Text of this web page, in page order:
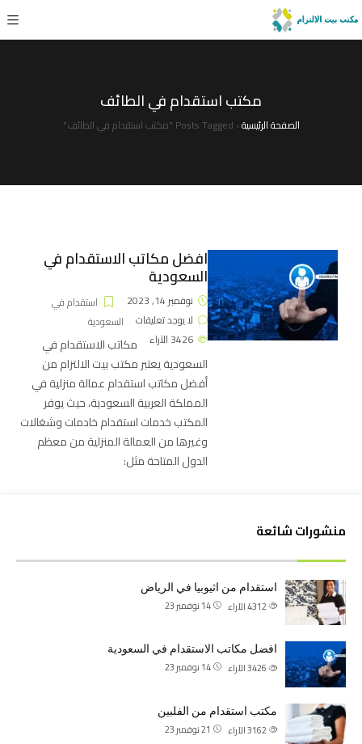
مكتب استقدام في الطائف
الصفحة الرئيسية› Posts Tagged "مكتب استقدام في الطائف"
افضل مكاتب الاستقدام في
السعودية
نوفمبر 14, 2023
استقدام في
السعودية
لا يوجد تعليقات
3426
الآراء
مكاتب الاستقدام في
السعودية يعتبر مكتب بيت الالتزام من
أفضل مكاتب استقدام عمالة منزلية في
المملكة العربية السعودية، حيث يوفر
المكتب خدمات استقدام خادمات وشغالات
وغيرها من العمالة المنزلية من معظم
الدول المتاحة مثل:
منشورات شائعة
استقدام من اثيوبيا في الرياض
14 نوفمبر 23 الآراء
افضل مكاتب الاستقدام في السعودية
14 نوفمبر 23 الآراء
مكتب استقدام من الفلبين
21 نوفمبر 23 الآراء